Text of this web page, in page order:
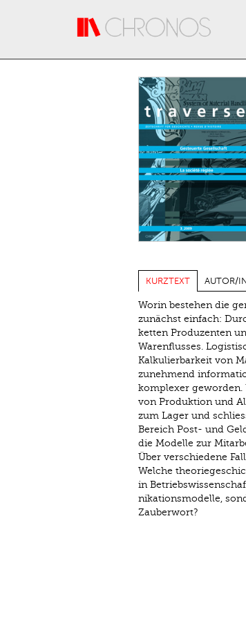
KURZTEXT AUTOR/
Worin bestehen die
zunächst einfach:
ketten Produzenten
Warenflusses.
Kalkulierbarkeit von
zunehmend
komplexer geworden.
von Produktion und
zum Lager und
Bereich Post- und
die Modelle zur
Über verschiedene
Welche
in
nikationsmodelle,
Zauberwort?